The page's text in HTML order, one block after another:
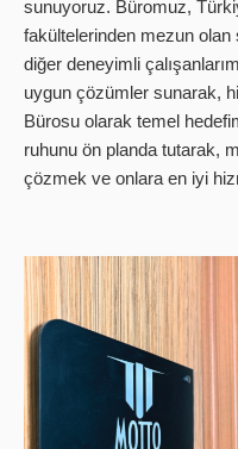
sunuyoruz. Büromuz,
fakültelerinden mezun
diğer deneyimli
uygun çözümler sunarak,
Bürosu olarak temel
ruhunu ön planda tutarak,
çözmek ve onlara en iyi